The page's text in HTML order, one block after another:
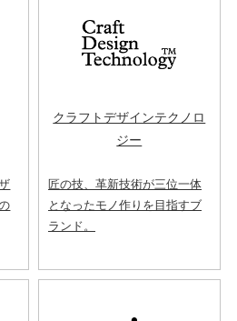
クラフトデザインテクノロ
ジー
匠の技、革新技術が三位一体
となったモノ作りを目指すブ
ランド。